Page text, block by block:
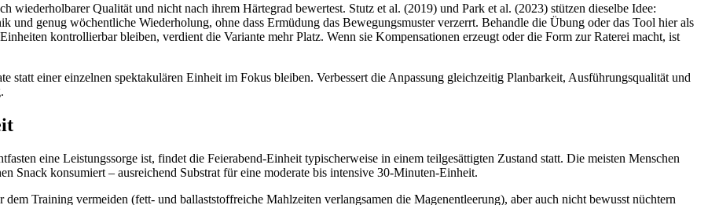
Qualität und nicht nach ihrem Härtegrad bewertest. Stutz et al. (2019) und Park et al. (2023) stützen dieselbe Idee:
und genug wöchentliche Wiederholung, ohne dass Ermüdung das Bewegungsmuster verzerrt. Behandle die Übung oder das Tool hier als
kontrollierbar bleiben, verdient die Variante mehr Platz. Wenn sie Kompensationen erzeugt oder die Form zur Raterei macht, ist
statt einer einzelnen spektakulären Einheit im Fokus bleiben. Verbessert die Anpassung gleichzeitig Planbarkeit, Ausführungsqualität und
eine Leistungssorge ist, findet die Feierabend-Einheit typischerweise in einem teilgesättigten Zustand statt. Die meisten Menschen
Snack konsumiert – ausreichend Substrat für eine moderate bis intensive 30-Minuten-Einheit.
Training vermeiden (fett- und ballaststoffreiche Mahlzeiten verlangsamen die Magenentleerung), aber auch nicht bewusst nüchtern